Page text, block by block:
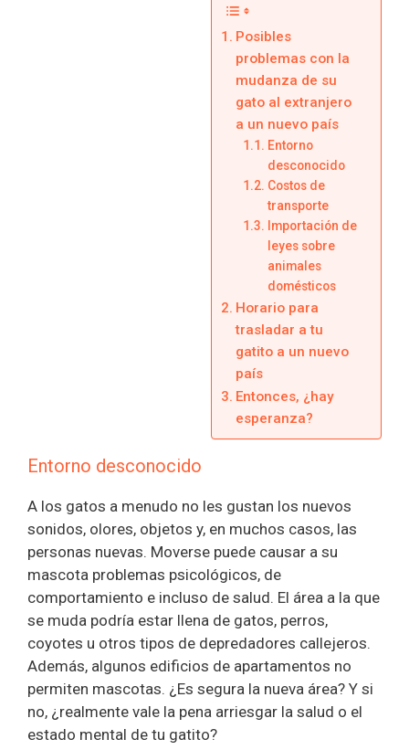
Posibles
problemas con la
mudanza de su
gato al extranjero
a un nuevo país
Entorno
desconocido
Costos de
transporte
Importación de
leyes sobre
animales
domésticos
Horario para
trasladar a tu
gatito a un nuevo
país
Entonces, ¿hay
esperanza?
Entorno desconocido
A los gatos a menudo no les gustan los nuevos
sonidos, olores, objetos y, en muchos casos, las
personas nuevas. Moverse puede causar a su
mascota problemas psicológicos, de
comportamiento e incluso de salud. El área a la que
se muda podría estar llena de gatos, perros,
coyotes u otros tipos de depredadores callejeros.
Además, algunos edificios de apartamentos no
permiten mascotas. ¿Es segura la nueva área? Y si
no, ¿realmente vale la pena arriesgar la salud o el
estado mental de tu gatito?